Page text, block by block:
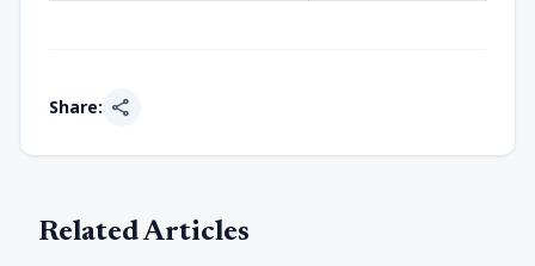
Share: share
Related Articles